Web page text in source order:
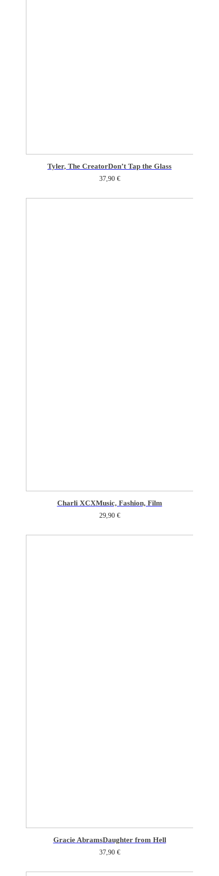
Tyler, The CreatorDon’t Tap the Glass
37,90 €
Charli XCXMusic, Fashion, Film
29,90 €
Gracie AbramsDaughter from Hell
37,90 €